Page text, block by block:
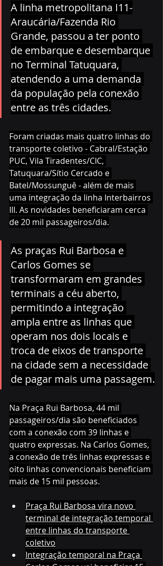
A linha metropolitana I11-
Araucária/Fazenda Rio
Grande, passou a ter ponto
de embarque e desembarque
no Terminal Tatuquara,
atendendo a uma demanda
da população pela conexão
entre as três cidades.
Foram criadas mais quatro linhas do
transporte coletivo - Cabral/Estação
PUC, Vila Tiradentes/CIC,
Tatuquara/Sítio Cercado e
Batel/Mossunguê - além de mais
uma integração da linha Interbairros
III. As novidades beneficiaram cerca
de 20 mil passageiros/dia.
As praças Rui Barbosa e
Carlos Gomes se
transformaram em grandes
terminais a céu aberto,
permitindo a integração
ampla entre as linhas que
operam nos dois locais e
troca de eixos de transporte
na cidade sem a necessidade
de pagar mais uma passagem.
Na Praça Rui Barbosa, 44 mil
passageiros/dia são beneficiados
com a conexão com 39 linhas e
quatro expressas. Na Carlos Gomes,
a conexão de três linhas expressas e
oito linhas convencionais beneficiam
mais de 15 mil pessoas.
Praça Rui Barbosa vira novo
terminal de integração temporal
entre linhas do transporte
coletivo
Integração temporal na Praça